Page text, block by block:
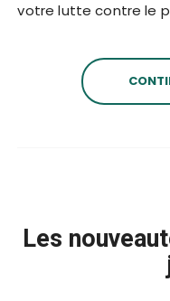
votre lutte contre le
Les